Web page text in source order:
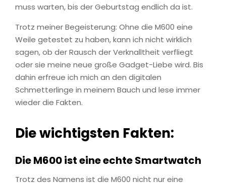
muss warten, bis der Geburtstag endlich da ist.
Trotz meiner Begeisterung: Ohne die M600 eine
Weile getestet zu haben, kann ich nicht wirklich
sagen, ob der Rausch der Verknalltheit verfliegt
oder sie meine neue große Gadget-Liebe wird. Bis
dahin erfreue ich mich an den digitalen
Schmetterlinge in meinem Bauch und lese immer
wieder die Fakten.
Die wichtigsten Fakten:
Die M600 ist eine echte Smartwatch
Trotz des Namens ist die M600 nicht nur eine